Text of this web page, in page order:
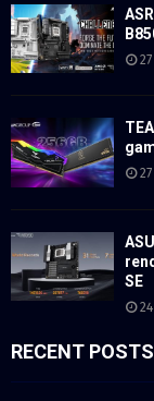
SE
RECENT POSTS